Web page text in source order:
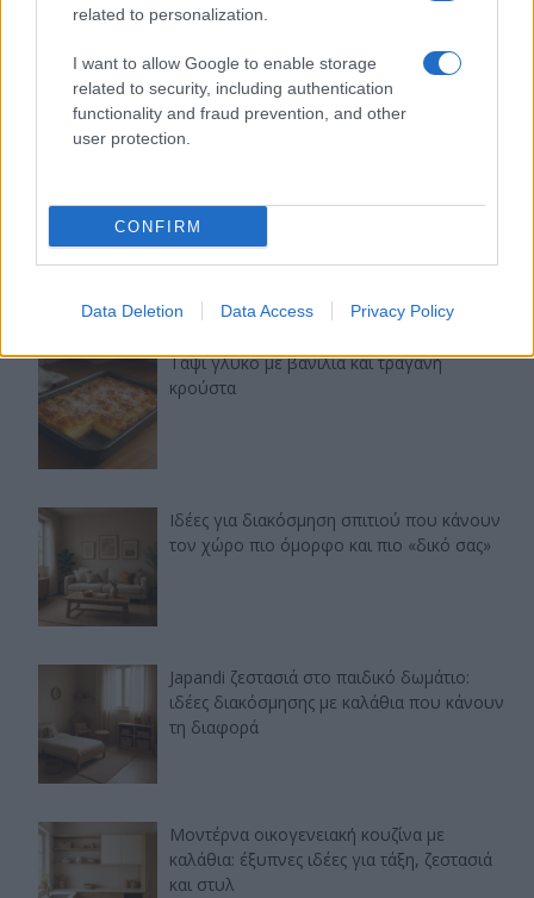
related to personalization.
I want to allow Google to enable storage
related to security, including authentication
functionality and fraud prevention, and other
user protection.
CONFIRM
Data Deletion Data Access Privacy Policy
Εύκολες ιδέες για αρχάριους: εκλεκτικό
στιλ με γήινες αποχρώσεις στη διακόσμηση
Ταψί γλυκό με βανίλια και τραγανή
κρούστα
Ιδέες για διακόσμηση σπιτιού που κάνουν
τον χώρο πιο όμορφο και πιο «δικό σας»
Japandi ζεστασιά στο παιδικό δωμάτιο:
ιδέες διακόσμησης με καλάθια που κάνουν
τη διαφορά
Μοντέρνα οικογενειακή κουζίνα με
καλάθια: έξυπνες ιδέες για τάξη, ζεστασιά
και στυλ